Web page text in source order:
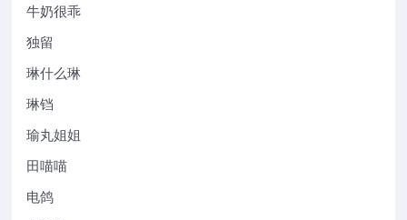
牛奶很乖
独留
琳什么琳
琳铛
瑜丸姐姐
田喵喵
电鸽